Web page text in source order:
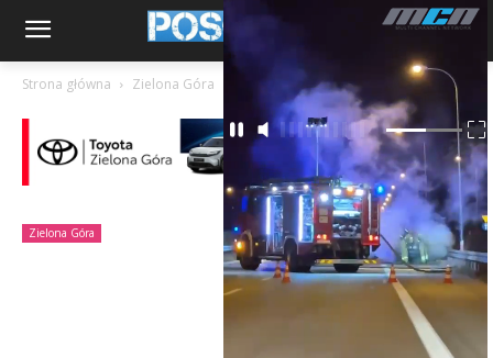
Strona główna Zielona Góra
Zielona Góra